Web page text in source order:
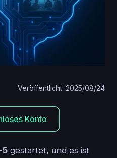
Veröffentlicht: 2025/08/24
Konto
5 gestartet, und es ist